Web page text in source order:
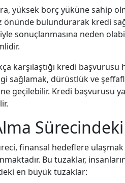
yüksek borç yüküne sahip
önünde bulundurarak kredi
sonuçlanmasına neden
karşılaştığı kredi
sağlamak, dürüstlük ve
geçilebilir. Kredi başvurusu
finansal hedeflere
Bu tuzaklar,
en büyük tuzaklar: